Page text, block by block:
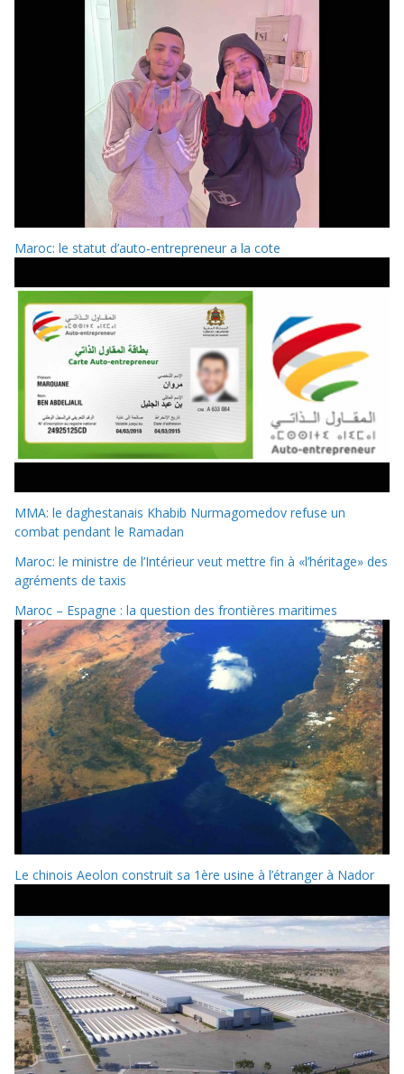
Maroc: le statut d’auto-entrepreneur a la cote
MMA: le daghestanais Khabib Nurmagomedov refuse un
combat pendant le Ramadan
Maroc: le ministre de l’Intérieur veut mettre fin à «l’héritage» des
agréments de taxis
Maroc – Espagne : la question des frontières maritimes
Le chinois Aeolon construit sa 1ère usine à l’étranger à Nador